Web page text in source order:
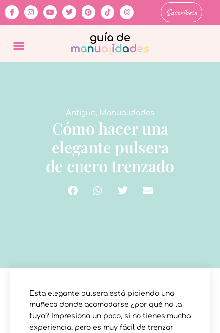
Suscríbete
Antiguo, Manualidades
Cómo hacer una
elegante pulsera
de cuero trenzado
Esta elegante pulsera está pidiendo una
muñeca donde acomodarse ¿por qué no la
tuya? Impresiona un poco, si no tienes mucha
experiencia, pero es muy fácil de trenzar